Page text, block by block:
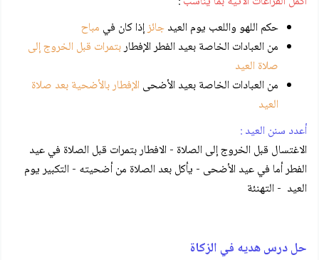
حكم اللهو واللعب يوم العيدجائزإذا كان في مباح
من العبادات الخاصة بعيد الفطر الإفطاربتمرات قبل الخروج إلى
صلاة العيد
من العبادات الخاصة بعيد الأضحى الإفطار بالأضحية بعد صلاة
العيد
أعدد سنن العيد :
الاغتسال قبل الخروج إلى الصلاة - الافطار بتمرات قبل الصلاة في عيد
الفطر أما في عيد الأضحى - يأكل بعد الصلاة من أضحيته - التكبير يوم
العيد - التهنئة
حل درس هديه في الزكاة